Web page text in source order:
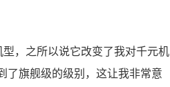
，之所以说它改变了我对千元机
了旗舰级的级别，这让我非常意